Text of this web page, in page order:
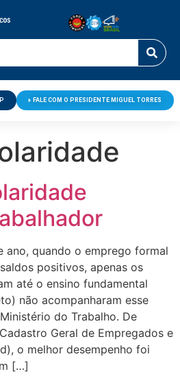
FALE COM O PRESIDENTE MIGUEL TORRES
ano, quando o emprego formal
positivos, apenas os
até o ensino fundamental
não acompanharam esse
do Trabalho. De
Geral de Empregados e
o melhor desempenho foi
[…]